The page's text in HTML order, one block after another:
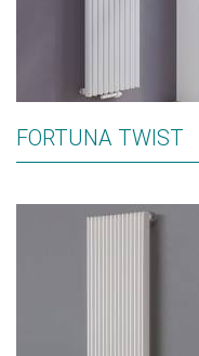
FORTUNA TWIST